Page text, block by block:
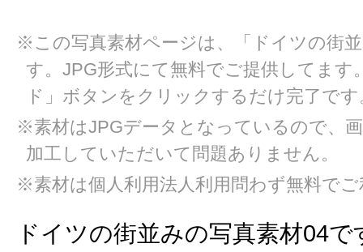
※この写真素材ページは、「ドイツの街
す。JPG形式にて無料でご提供してます
ド」ボタンをクリックするだけ完了です
※素材はJPGデータとなっているので、
加工していただいて問題ありません。
※素材は個人利用法人利用問わず無料で
ドイツの街並みの写真素材04で